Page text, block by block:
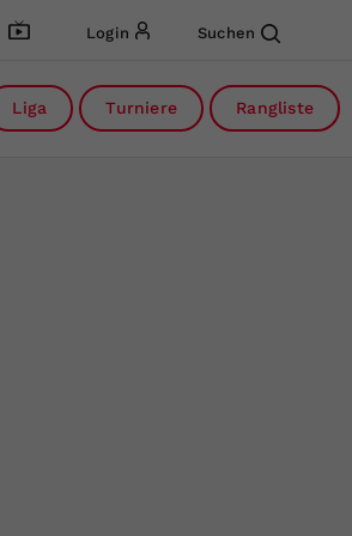
Login Suchen
Liga Turniere Rangliste